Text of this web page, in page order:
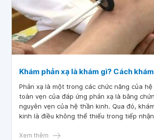
Khám phản xạ là khám gì? Cách
Phản xạ là một trong các chức năng của
toàn vẹn của đáp ứng phản xạ là bằng
nguyên vẹn của hệ thần kinh. Qua đó,
kinh là điều không thể thiếu trong tiếp
lý thần kinh nói riêng.
Xem thêm